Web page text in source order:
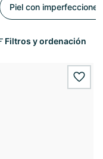
Piel con imperfecciones
Filtros y ordenación